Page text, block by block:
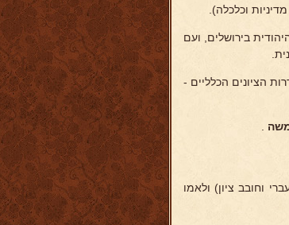
היהודית בירושלים, ועם
הציונים הכלליים -
וחובב ציון) ולאמו